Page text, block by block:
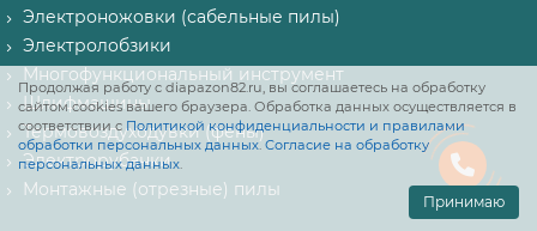
Продолжая работу с diapazon82.ru, вы соглашаетесь на обработку
сайтом cookies вашего браузера. Обработка данных осуществляется в
соответствии с Политикой конфиденциальности и правилами
обработки персональных данных. Согласие на обработку
персональных данных.
Принимаю
Электроножовки (сабельные пилы)
Электролобзики
Многофункциональный инструмент
Шлифмашины
Термовоздуходувки (фены)
Электрорубанки
Монтажные (отрезные) пилы